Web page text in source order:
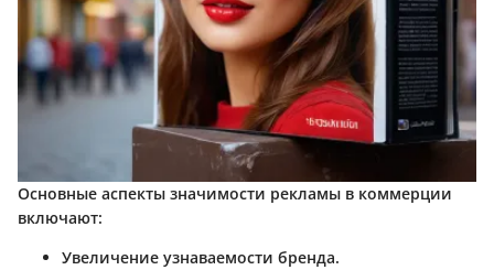
Основные аспекты значимости рекламы в коммерции
включают:
Увеличение узнаваемости бренда.